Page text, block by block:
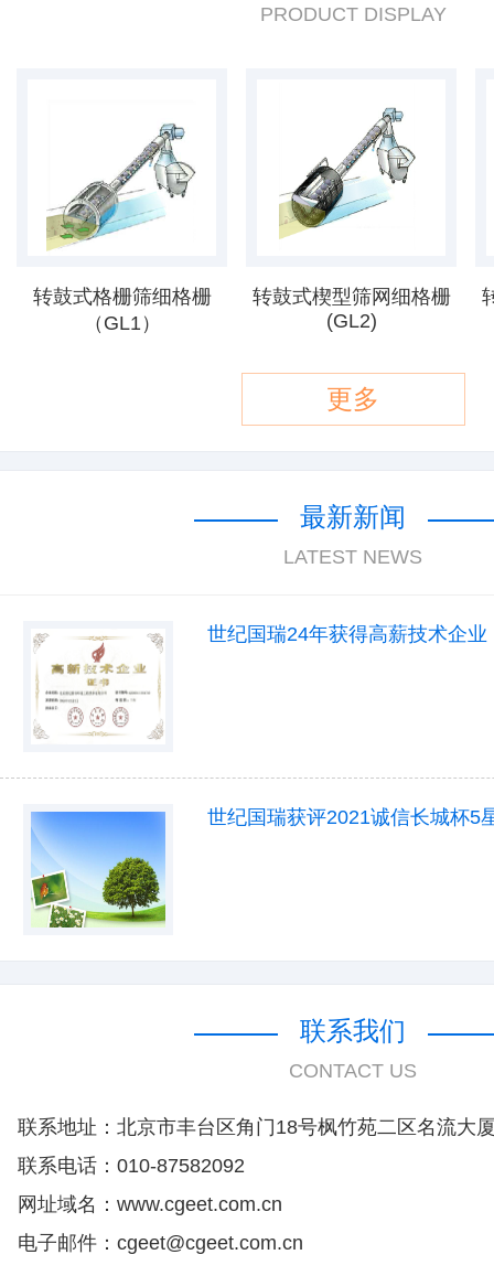
PRODUCT DISPLAY
转鼓式格栅筛细格栅
（GL1）
转鼓式楔型筛网细格栅
(GL2)
更多
最新新闻
LATEST NEWS
世纪国瑞24年获得高薪技术企业
世纪国瑞获评2021诚信长城杯5
联系我们
CONTACT US
联系地址：北京市丰台区角门18号枫竹苑二区名流大
联系电话：010-87582092
网址域名：www.cgeet.com.cn
电子邮件：cgeet@cgeet.com.cn